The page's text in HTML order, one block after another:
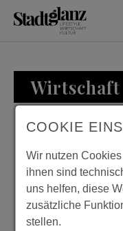
Wirtschaft
WIRTSCHAFT
COOKIE
Wir nutzen
ihnen sind
uns helfen, diese
zusätzliche
stellen.